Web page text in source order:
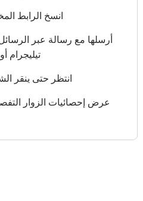
انسخ الرابط
أرسلها مع رسالة عبر
تيليجرام
انتظر حتى ينقر
عرض إحصائيات الزوار